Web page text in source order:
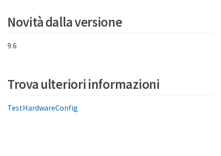
Novità dalla versione
9.6
Trova ulteriori informazioni
TestHardwareConfig